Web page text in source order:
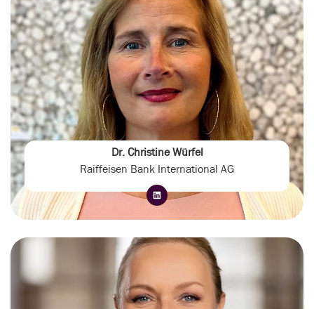
Dr. Christine Würfel
Raiffeisen Bank International AG